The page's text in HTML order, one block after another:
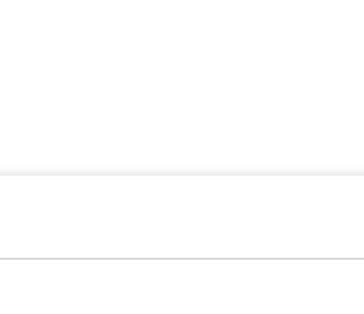
wens
of
en is
is te